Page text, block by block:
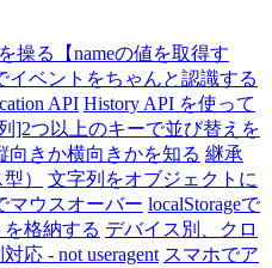
操る【nameの値を取得す
イベントをちゃんと認識する
API History API を使って
]2つ以上のキーで並び替えを
向きか横向きかを知る 継承
）
文字列をオブジェクトに
マウスオーバー localStorageで
格納する デバイス別、クロ
応 - not useragent スマホでア